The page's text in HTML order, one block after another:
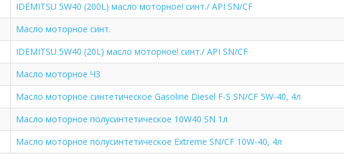
IDEMITSU 5W40 (200L) масло моторное! синт./ API SN/CF
Масло моторное синт.
IDEMITSU 5W40 (20L) масло моторное! синт./ API SN/CF
Масло моторное ЧЗ
Масло моторное синтетическое Gasoline Diesel F-S SN/CF 5W-40, 4л
Масло моторное полусинтетическое 10W40 SN 1л
Масло моторное полусинтетическое Extreme SN/CF 10W-40, 4л